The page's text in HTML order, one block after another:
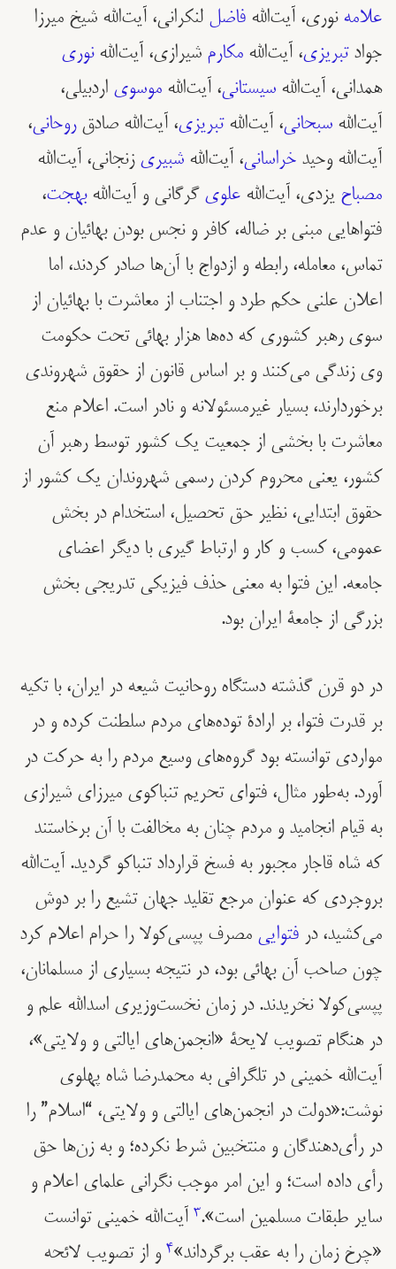
علامهنوری، آیت‌اللهفاضللنکرانی، آیت‌الله شیخ میرزا
جوادتبریزی، آیت‌اللهمکارمشیرازی، آیت‌اللهنوری
همدانی، آیت‌اللهسیستانی، آیت‌اللهموسویاردبیلی،
آیت‌اللهسبحانی، آیت‌اللهتبریزی، آیت‌‌الله صادقروحانی،
آیت‌الله وحیدخراسانی، آیت‌اللهشبیریزنجانی، آیت‌الله
مصباحیزدی، آیت‌اللهعلویگرگانی و آیت‌اللهبهجت،
فتواهایی مبنی بر ضاله، کافر و نجس بودن بهائیان و عدم
تماس، معامله، رابطه و ازدواج با آن‌ها صادر کردند، اما
اعلان علنی حکم طرد و اجتناب از معاشرت با بهائیان از
سوی رهبر کشوری که ده‌ها هزار بهائی تحت حکومت
وی زندگی می‌کنند و بر اساس قانون از حقوق شهروندی
برخوردارند، بسیار غیرمسئولانه و نادر است. اعلام منع
معاشرت با بخشی از جمعیت یک کشور توسط رهبر آن
کشور، یعنی محروم کردن رسمی شهروندان یک کشور از
حقوق ابتدایی، نظیر حق تحصیل، استخدام در بخش
عمومی، کسب و کار و ارتباط گیری با دیگر اعضای
جامعه. این فتوا به معنی حذف فیزیکی تدریجی بخش
بزرگی از جامعۀ ایران بود.
در دو قرن گذشته دستگاه روحانیت شیعه در ایران، با تکیه
بر قدرت فتوا،‌ بر ارادۀ توده‌های مردم سلطنت کرده و در
مواردی توانسته بود گروه‌های وسیع مردم را به حرکت در
آورد. به‌طور مثال، فتوای تحریم تنباکوی میرزای‌ شیرازی
به قیام انجامید و مردم چنان به مخالفت با آن برخاستند
که شاه قاجار مجبور به فسخ قرارداد تنباکو گردید. آیت‌الله
بروجردی که عنوان مرجع تقليد جهان تشيع را بر دوش
می‌کشید، در فتواییمصرف پپسی‌کولا را حرام اعلام کرد
چون صاحب آن بهائی بود، در نتیجه بسیاری از مسلمانان،
پپسی‌کولا نخریدند. در زمان نخست‌وزیری اسدالله علم و
در هنگام تصویب لایحۀ «انجمن‌های ایالتی و ولایتی»،
آیت‌الله خمینی در تلگرافی به محمدرضا شاه پهلوی
نوشت:«دولت در انجمن‌های ایالتی و ولایتی، “اسلام” را
در رأی‌دهندگان و منتخبین شرط نکرده؛ و به زن‌ها حق
رأی داده است؛ و این امر موجب نگرانی علمای اعلام و
سایر طبقات مسلمین است».3 آیت‌الله خمینی توانست
«چرخ زمان را به عقب برگرداند»4و از تصویب لائحه